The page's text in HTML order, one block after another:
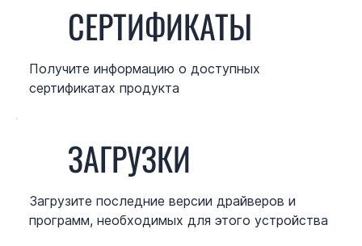
СЕРТИФИКАТЫ
Получите информацию о доступных
сертификатах продукта
ЗАГРУЗКИ
Загрузите последние версии драйверов и
программ, необходимых для этого устройства